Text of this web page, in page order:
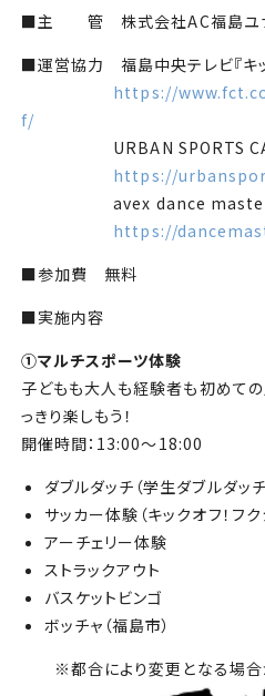
■主 管株式会社AC福島ユ
■運営協力福島中央テレビ『キ
https://
f/
URBAN SPORTS
https://
avex dance
https://
■参加費 無料
■実施内容
①マルチスポーツ体験
子どもも大人も経験者も初めて
っきり楽しもう！
開催時間：13:00～18:00
ダブルダッチ（学生ダブルダッチ
サッカー体験（キックオフ！フク
アーチェリー体験
ストラックアウト
バスケットビンゴ
ボッチャ（福島市）
※都合により変更となる場合が